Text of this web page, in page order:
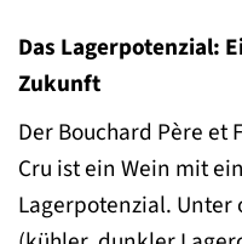
Das Lagerpotenzial:
Zukunft
Der Bouchard Père et
Cru ist ein Wein mit
Lagerpotenzial.